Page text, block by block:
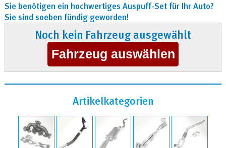
Sie benötigen ein hochwertiges Auspuff-Set für Ihr Auto?
Sie sind soeben fündig geworden!
Noch kein Fahrzeug ausgewählt
Artikelkategorien